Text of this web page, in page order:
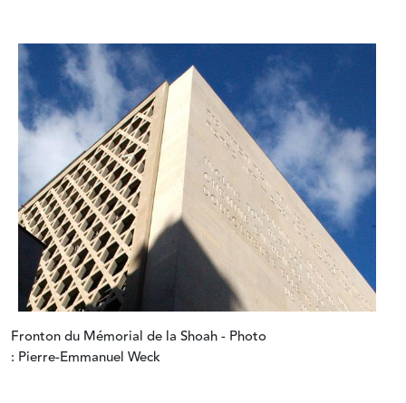
Fronton du Mémorial de la Shoah - Photo
: Pierre-Emmanuel Weck